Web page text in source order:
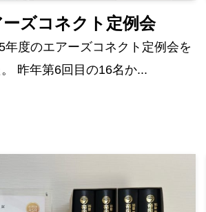
ズコネクト定例会
年度のエアーズコネクト定例会を
昨年第6回目の16名か...